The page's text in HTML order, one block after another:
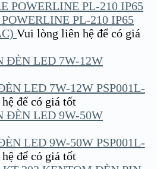
PL-210 IP65
Vui lòng liên hệ để có giá
LED 7W-12W PSP001L-
để có giá tốt
LED 9W-50W PSP001L-
để có giá tốt